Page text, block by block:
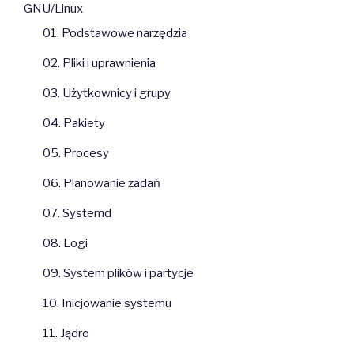
GNU/Linux
01. Podstawowe narzędzia
02. Pliki i uprawnienia
03. Użytkownicy i grupy
04. Pakiety
05. Procesy
06. Planowanie zadań
07. Systemd
08. Logi
09. System plików i partycje
10. Inicjowanie systemu
11. Jądro